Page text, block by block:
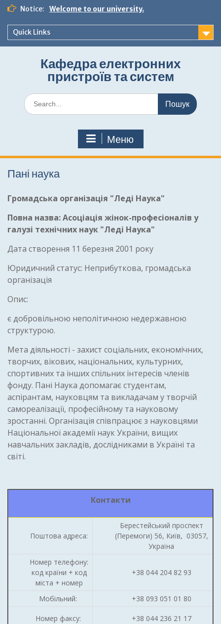
Перейти
вмісту
Notice: Welcome to our university.
Quick Links
Кафедра електронних
пристроїв та систем
Шукати:
Меню
Пані наука
Громадська організація "Леді Наука"
Повна назва: Асоціація жінок-професіоналів у
галузі технічних наук "Леді Наука"
Дата створення 11 березня 2001 року
Юридичний статус: Неприбуткова, громадська
організація
Опис:
є добровільною неполітичною недержавною
структурою.
Мета діяльності - захист соціальних, економічних,
творчих, вікових, національних, культурних,
спортивних та інших спільних інтересів членів
фонду. Пані Наука допомагає студентам,
аспірантам, науковцям та викладачам у творчій
самореалізації, професійному та науковому
зростанні. Організація співпрацює з науковцями
Національної академії наук України, вищих
навчальних закладів, дослідниками в Україні та
світі.
Контакти
Поштова адреса:
Берестейський проспект
(Перемоги) 56, Київ, 03057,
Україна
Номер телефону:
код країни + код
міста + номер
+38 044 204 82 93
Мобільний: +38 093 051 01 80
Номер факсу: +38 044 236 21 17